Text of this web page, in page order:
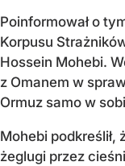
Poinformował o
Korpusu
Hossein Mohebi.
z Omanem w
Ormuz samo w
Mohebi
żeglugi przez